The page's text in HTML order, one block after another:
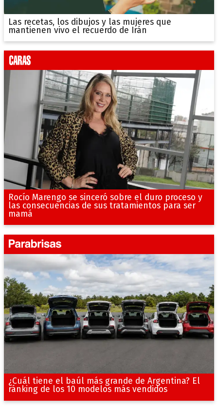
Las recetas, los dibujos y las mujeres que
mantienen vivo el recuerdo de Irán
Rocío Marengo se sinceró sobre el duro proceso y
las consecuencias de sus tratamientos para ser
mamá
¿Cuál tiene el baúl más grande de Argentina? El
ránking de los 10 modelos más vendidos